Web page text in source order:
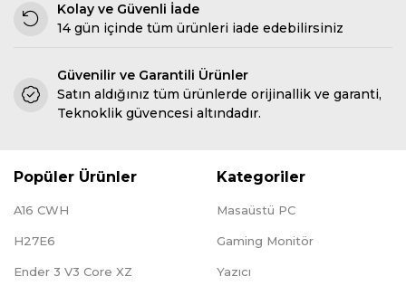
Kolay ve Güvenli İade
14 gün içinde tüm ürünleri iade edebilirsiniz
Güvenilir ve Garantili Ürünler
Satın aldığınız tüm ürünlerde orijinallik ve garanti,
Teknoklik güvencesi altındadır.
Popüler Ürünler
A16 CWH
H27E6
Ender 3 V3 Core XZ
Kategoriler
Masaüstü PC
Gaming Monitör
Yazıcı